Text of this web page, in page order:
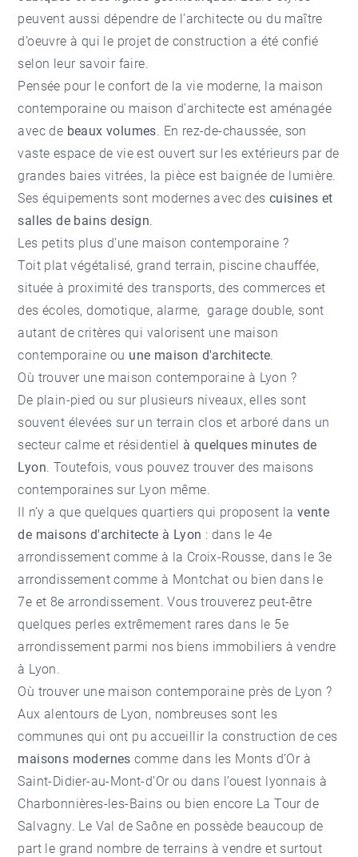
peuvent aussi dépendre de l’architecte ou du maître
d’oeuvre à qui le projet de construction a été confié
selon leur savoir faire.
Pensée pour le confort de la vie moderne, la maison
contemporaine ou maison d’architecte est aménagée
avec de beaux volumes. En rez-de-chaussée, son
vaste espace de vie est ouvert sur les extérieurs par de
grandes baies vitrées, la pièce est baignée de lumière.
Ses équipements sont modernes avec descuisines et
salles de bains design.
Les petits plus d’une maison contemporaine ?
Toit plat végétalisé, grand terrain, piscine chauffée,
située à proximité des transports, des commerces et
des écoles, domotique, alarme, garage double, sont
autant de critères qui valorisent une maison
contemporaine ou une maison d'architecte.
Où trouver une maison contemporaine à Lyon ?
De plain-pied ou sur plusieurs niveaux, elles sont
souvent élevées sur un terrain clos et arboré dans un
secteur calme et résidentiel à quelques minutes de
Lyon. Toutefois, vous pouvez trouver des maisons
contemporaines sur Lyon même.
Il n’y a que quelques quartiers qui proposent lavente
de maisons d'architecte à Lyon : dans le 4e
arrondissement comme à la Croix-Rousse, dans le 3e
arrondissement comme à Montchat ou bien dans le
7e et 8e arrondissement. Vous trouverez peut-être
quelques perles extrêmement rares dans le 5e
arrondissement parmi nos biens immobiliers à vendre
à Lyon.
Où trouver une maison contemporaine près de Lyon ?
Aux alentours de Lyon, nombreuses sont les
communes qui ont pu accueillir la construction de ces
maisons modernes comme dans les Monts d’Or à
Saint-Didier-au-Mont-d’Or ou dans l’ouest lyonnais à
Charbonnières-les-Bains ou bien encore La Tour de
Salvagny. Le Val de Saône en possède beaucoup de
part le grand nombre de terrains à vendre et surtout